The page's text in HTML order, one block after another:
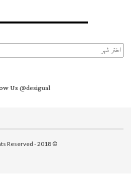
الأرشيف
Us@desigual
© 2018 - All Rights Reserved.